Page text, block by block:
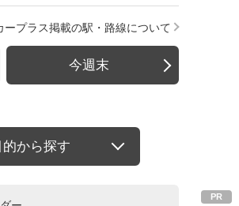
ープラス掲載の駅・路線について
今週末
的から探す